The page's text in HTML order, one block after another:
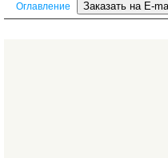
Оглавление